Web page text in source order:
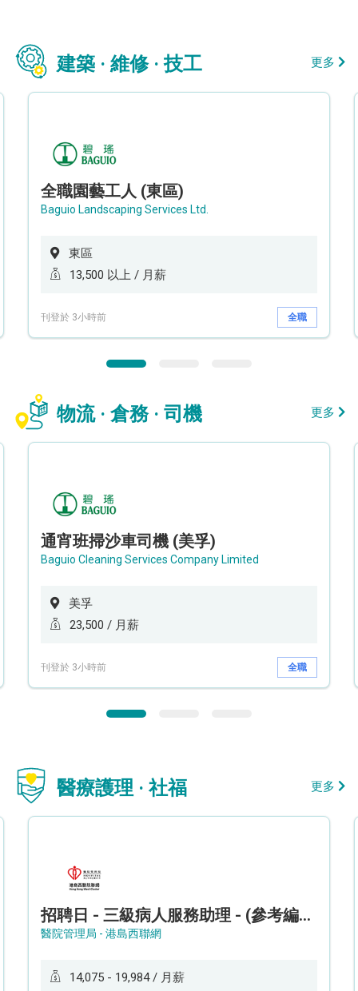
建築 · 維修 · 技工 更多
全職園藝工人 (東區)
Baguio Landscaping Services Ltd.
東區
13,500 以上 / 月薪
刊登於 3小時前 全職
物流 · 倉務 · 司機 更多
通宵班掃沙車司機 (美孚)
Baguio Cleaning Services Company Limited
美孚
23,500 / 月薪
刊登於 3小時前 全職
醫療護理 · 社福 更多
招聘日 - 三級病人服務助理 - (參考編號: HKWCS260107)
醫院管理局 - 港島西聯網
14,075 - 19,984 / 月薪